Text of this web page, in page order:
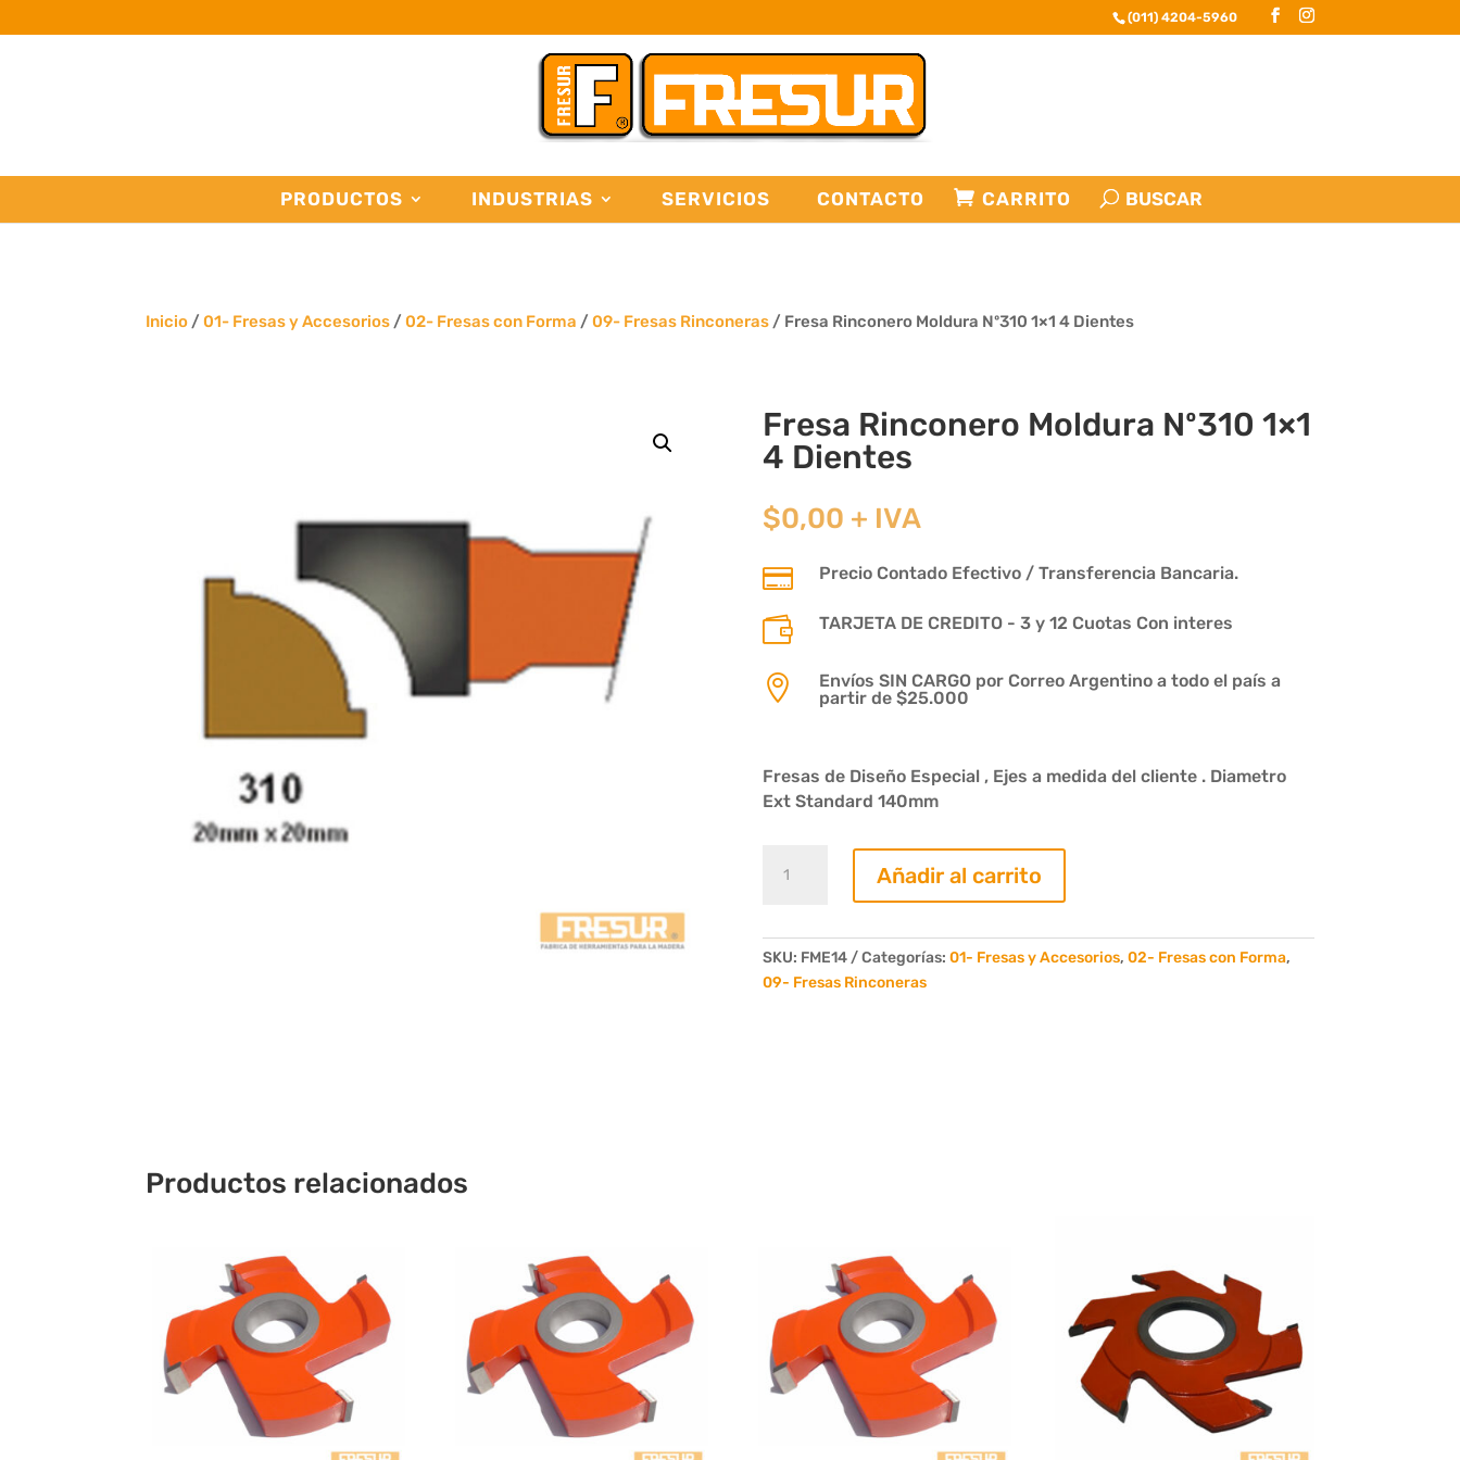
(011) 4204-5960
PRODUCTOS INDUSTRIAS SERVICIOS CONTACTO CARRITO
Inicio /01- Fresas y Accesorios /02- Fresas con Forma /09- Fresas Rinconeras / Fresa Rinconero Moldura Nº310 1×1 4 Dientes
Fresa Rinconero Moldura Nº310 1×1
4 Dientes
$0,00 + IVA
 Precio Contado Efectivo / Transferencia Bancaria.
 TARJETA DE CREDITO - 3 y 12 Cuotas Con interes

Envíos SIN CARGO por Correo Argentino a todo el país a
partir de $25.000
Fresas de Diseño Especial , Ejes a medida del cliente . Diametro
Ext Standard 140mm
Rinconero
1x1
4
Añadir al carrito
SKU: FME14 Categorías: 01- Fresas y Accesorios, 02- Fresas con Forma,
09- Fresas Rinconeras
Productos relacionados